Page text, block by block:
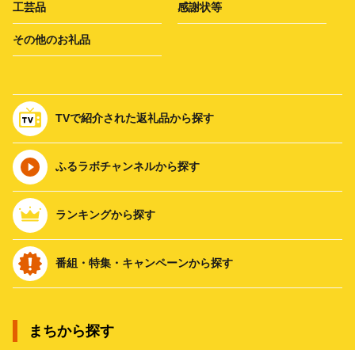
工芸品 感謝状等
その他のお礼品
TVで紹介された返礼品から探す
ふるラボチャンネルから探す
ランキングから探す
番組・特集・キャンペーンから探す
まちから探す